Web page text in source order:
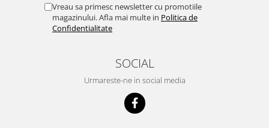
Vreau sa primesc newsletter cu promotiile
magazinului. Afla mai multe in Politica de
Confidentialitate
SOCIAL
Urmareste-ne in social media